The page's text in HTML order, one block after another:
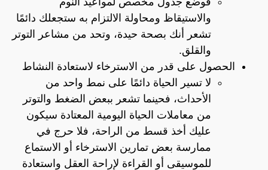
والاستيقاظ ومحاولة الالتزام به ستجعلك دائمًا
تشعر أنك بصحة حيدة، وتحد من مشاعر التوتر
والقلق.
الحصول على قدر من الاسترخاء لاستعادة النشاط
لا تسير الحياة دائمًا على نمط واحد من
الأحداث، فحينما تشعر ببعض الضغط والتوتر
من معاملات الحياة اليومية المعتادة سيكون
عليك أخذ قسط من الراحة، فلا حرج في
ممارسة بعض تمارين الاسترخاء أو الاستماع
للموسيقى أو القراءة لإراحة العقل واستعادة